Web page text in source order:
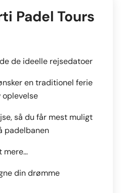
Padel Tours
de ideelle rejsedatoer
en traditionel ferie
oplevelse
så du får mest muligt
padelbanen
mere…
din drømme